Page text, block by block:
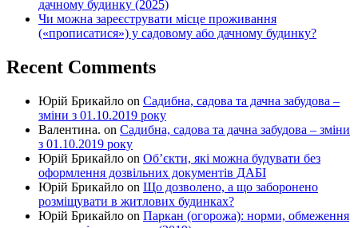
дачному будинку (2025)
Чи можна зареєструвати місце проживання
(«прописатися») у садовому або дачному будинку?
Recent Comments
Юрій Брикайло on Садибна, садова та дачна забудова –
зміни з 01.10.2019 року
Валентина. on Садибна, садова та дачна забудова – зміни
з 01.10.2019 року
Юрій Брикайло on Об’єкти, які можна будувати без
оформлення дозвільних документів ДАБІ
Юрій Брикайло on Що дозволено, а що заборонено
розміщувати в житлових будинках?
Юрій Брикайло on Паркан (огорожа): норми, обмеження